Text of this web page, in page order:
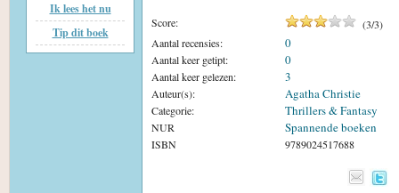
Ik lees het nu
Tip dit boek
Score: (3/3)
Aantal recensies:
0
Aantal keer getipt: 0
Aantal keer gelezen: 3
Auteur(s): Agatha Christie
Categorie: Thrillers & Fantasy
NUR Spannende boeken
ISBN 9789024517688